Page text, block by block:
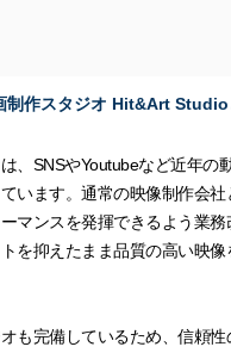
制作スタジオ Hit&Art Studio
、SNSやYoutubeなど近年の
います。通常の映像制作会
マンスを発揮できるよう業務
を抑えたまま品質の高い映像
も完備しているため、信頼